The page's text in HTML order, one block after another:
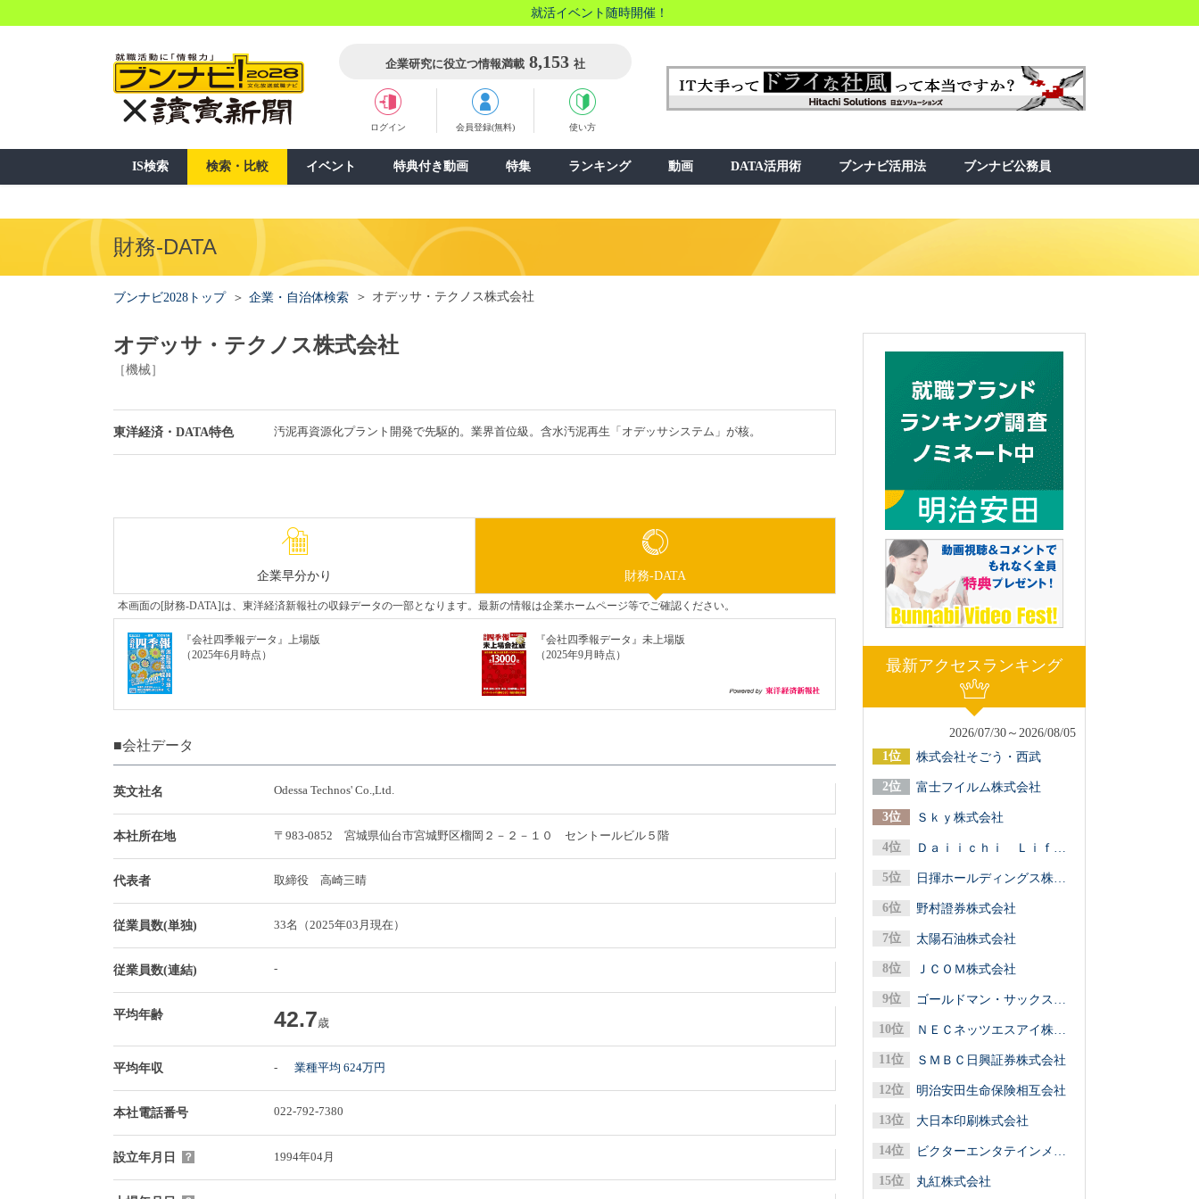
就活イベント随時開催！
企業研究に役立つ情報満載 8,153 社
ログイン 会員登録(無料) 使い方
IS検索 検索・比較 イベント 特典付き動画 特集 ランキング 動画 DATA活用術 ブンナビ活用法 ブンナビ公務員
財務-DATA
ブンナビ2028トップ 企業・自治体検索 オデッサ・テクノス株式会社
オデッサ・テクノス株式会社
［機械］
東洋経済・DATA特色 汚泥再資源化プラント開発で先駆的。業界首位級。含水汚泥再生「オデッサシステム」が核。
企業早分かり 財務-DATA
本画面の[財務-DATA]は、東洋経済新報社の収録データの一部となります。最新の情報は企業ホームページ等でご確認ください。
『会社四季報データ』上場版
（2025年6月時点）
『会社四季報データ』未上場版
（2025年9月時点）
■会社データ
英文社名 Odessa Technos' Co.,Ltd.
本社所在地 〒983-0852 宮城県仙台市宮城野区榴岡２－２－１０ セントールビル５階
代表者 取締役 高崎三晴
従業員数(単独) 33名（2025年03月現在）
従業員数(連結) -
平均年齢 42.7歳
平均年収 - 業種平均 624万円
本社電話番号 022-792-7380
設立年月日 ？ 1994年04月
最新アクセスランキング
2026/07/30～2026/08/05
株式会社そごう・西武
富士フイルム株式会社
Ｓｋｙ株式会社
Ｄａｉｉｃｈｉ Ｌｉｆｅグループ（第一ライフグループ／第一生命保険）
日揮ホールディングス株式会社
野村證券株式会社
太陽石油株式会社
ＪＣＯＭ株式会社
ゴールドマン・サックス証券株式会社
ＮＥＣネッツエスアイ株式会社
ＳＭＢＣ日興証券株式会社
明治安田生命保険相互会社
大日本印刷株式会社
ビクターエンタテインメント株式会社
丸紅株式会社